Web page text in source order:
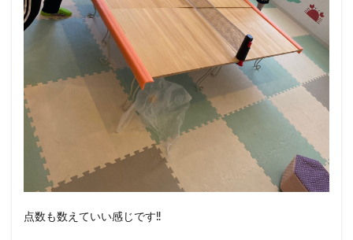
点数も数えていい感じです‼️